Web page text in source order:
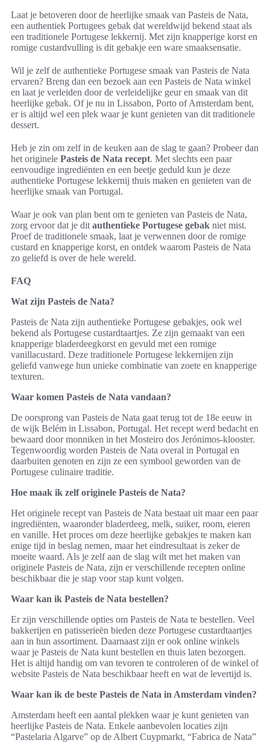
Laat je betoveren door de heerlijke smaak van Pasteis de Nata,
een authentiek Portugees gebak dat wereldwijd bekend staat als
een traditionele Portugese lekkernij. Met zijn knapperige korst en
romige custardvulling is dit gebakje een ware smaaksensatie.
Wil je zelf de authentieke Portugese smaak van Pasteis de Nata
ervaren? Breng dan een bezoek aan een Pasteis de Nata winkel
en laat je verleiden door de verleidelijke geur en smaak van dit
heerlijke gebak. Of je nu in Lissabon, Porto of Amsterdam bent,
er is altijd wel een plek waar je kunt genieten van dit traditionele
dessert.
Heb je zin om zelf in de keuken aan de slag te gaan? Probeer dan
het originele Pasteis de Nata recept. Met slechts een paar
eenvoudige ingrediënten en een beetje geduld kun je deze
authentieke Portugese lekkernij thuis maken en genieten van de
heerlijke smaak van Portugal.
Waar je ook van plan bent om te genieten van Pasteis de Nata,
zorg ervoor dat je dit authentieke Portugese gebak niet mist.
Proef de traditionele smaak, laat je verwennen door de romige
custard en knapperige korst, en ontdek waarom Pasteis de Nata
zo geliefd is over de hele wereld.
FAQ
Wat zijn Pasteis de Nata?
Pasteis de Nata zijn authentieke Portugese gebakjes, ook wel
bekend als Portugese custardtaartjes. Ze zijn gemaakt van een
knapperige bladerdeegkorst en gevuld met een romige
vanillacustard. Deze traditionele Portugese lekkernijen zijn
geliefd vanwege hun unieke combinatie van zoete en knapperige
texturen.
Waar komen Pasteis de Nata vandaan?
De oorsprong van Pasteis de Nata gaat terug tot de 18e eeuw in
de wijk Belém in Lissabon, Portugal. Het recept werd bedacht en
bewaard door monniken in het Mosteiro dos Jerónimos-klooster.
Tegenwoordig worden Pasteis de Nata overal in Portugal en
daarbuiten genoten en zijn ze een symbool geworden van de
Portugese culinaire traditie.
Hoe maak ik zelf originele Pasteis de Nata?
Het originele recept van Pasteis de Nata bestaat uit maar een paar
ingrediënten, waaronder bladerdeeg, melk, suiker, room, eieren
en vanille. Het proces om deze heerlijke gebakjes te maken kan
enige tijd in beslag nemen, maar het eindresultaat is zeker de
moeite waard. Als je zelf aan de slag wilt met het maken van
originele Pasteis de Nata, zijn er verschillende recepten online
beschikbaar die je stap voor stap kunt volgen.
Waar kan ik Pasteis de Nata bestellen?
Er zijn verschillende opties om Pasteis de Nata te bestellen. Veel
bakkerijen en patisserieën bieden deze Portugese custardtaartjes
aan in hun assortiment. Daarnaast zijn er ook online winkels
waar je Pasteis de Nata kunt bestellen en thuis laten bezorgen.
Het is altijd handig om van tevoren te controleren of de winkel of
website Pasteis de Nata beschikbaar heeft en wat de levertijd is.
Waar kan ik de beste Pasteis de Nata in Amsterdam vinden?
Amsterdam heeft een aantal plekken waar je kunt genieten van
heerlijke Pasteis de Nata. Enkele aanbevolen locaties zijn
“Pastelaria Algarve” op de Albert Cuypmarkt, “Fabrica de Nata”